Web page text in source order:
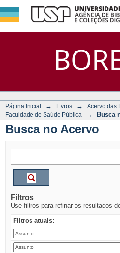
Busca no
DSpace/
Página Inicial → Livros → Acervo das
Faculdade de Saúde Pública
→ Busca
Busca no Acervo
Filtros
Use filtros para refinar os resultados
Filtros atuais: